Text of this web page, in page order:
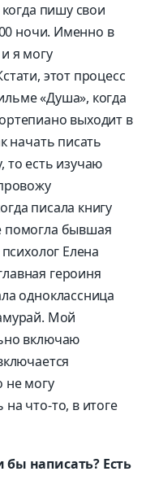
пишу свои
ночи. Именно в
я могу
этот процесс
«Душа», когда
выходит в
начать писать
то есть изучаю
писала книгу
помогла бывшая
Елена
героиня
одноклассница
Мой
включаю
не могу
что-то, в итоге
написать? Есть